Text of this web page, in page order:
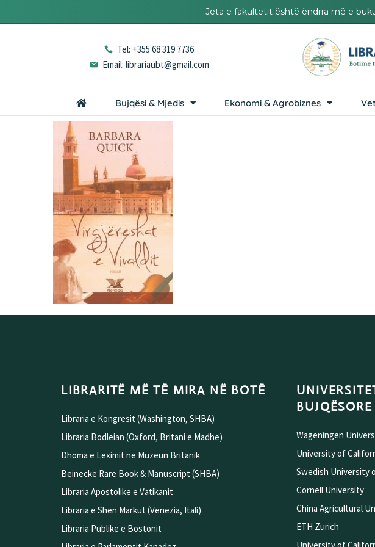
Jeta e fakultetit është ëndrra më e
Tel: +355 68 319 7736
Email: librariaubt@gmail.com
Bujqësi & Mjedis Ekonomi & Agrobiznes
LIBRARITË MË TË MIRA NË BOTË
Libraria e Kongresit (Washington, SHBA)
Libraria Bodleian (Oxford, Britani e Madhe)
Dhoma e Leximit në Muzeun Britanik
Beinecke Rare Book & Manuscript (SHBA)
Libraria Apostolike e Vatikanit
Libraria e Shën Markut (Venezia, Itali)
Libraria Publike e Bostonit
BUJQËSORE
Wageningen
University of
Swedish University
Cornell University
China Agricultural
ETH Zurich